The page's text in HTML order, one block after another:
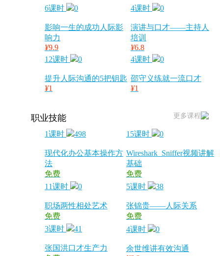
6课时
0
影响一生的成功人际影
响力
¥9.9
4课时 0
演讲与口才——主持人
培训
¥6.8
12课时
0
提升人际沟通的5把钥匙
¥1
4课时 0
邵守义练就一流口才
¥1
更多课程
职业技能
1课时 498
现代化办公基本操作方
法
免费
15课时 0
Wireshark_Sniffer视频讲解
基础
免费
11课时
0
职场两性相处艺术
免费
5课时 38
张锦贵——人际关系
免费
3课时
41
张国洪口才生产力
4课时 0
余世维讲有效沟通